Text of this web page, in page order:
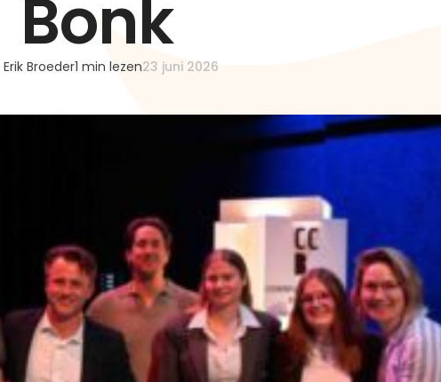
Bonk
Erik Broeder1 min lezen23 juni 2026